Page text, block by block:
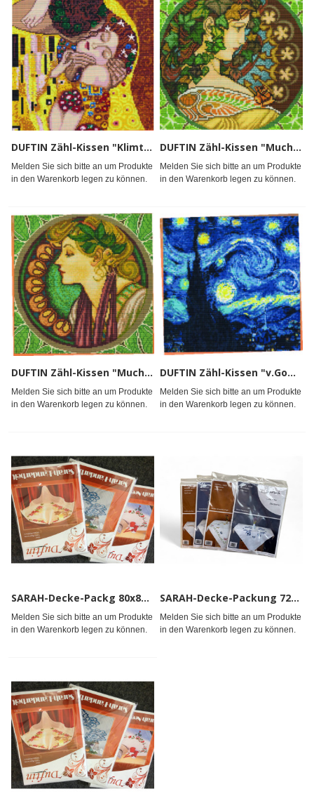
DUFTIN Zähl-Kissen "Klimt" m.G. 40x40*
Melden Sie sich bitte an um Produkte
in den Warenkorb legen zu können.
DUFTIN Zähl-Kissen "Mucha"m.G. 40x40*
Melden Sie sich bitte an um Produkte
in den Warenkorb legen zu können.
DUFTIN Zähl-Kissen "Mucha"m.G. 40x40*
Melden Sie sich bitte an um Produkte
in den Warenkorb legen zu können.
DUFTIN Zähl-Kissen "v.Gogh" m.G. 40x40*
Melden Sie sich bitte an um Produkte
in den Warenkorb legen zu können.
SARAH-Decke-Packg 80x80 Weihnacht
Melden Sie sich bitte an um Produkte
in den Warenkorb legen zu können.
SARAH-Decke-Packung 72x72cm neutral
Melden Sie sich bitte an um Produkte
in den Warenkorb legen zu können.